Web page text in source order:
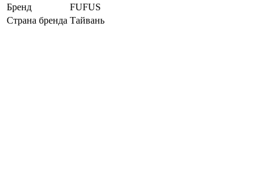
Бренд
FUFUS
Страна бренда Тайвань